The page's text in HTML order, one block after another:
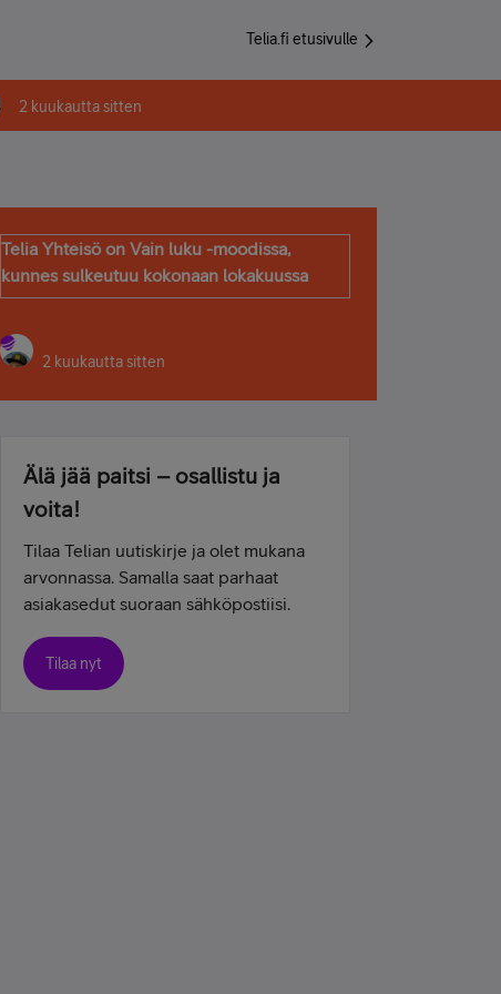
Telia.fi etusivulle
2 kuukautta sitten
Telia Yhteisö on Vain luku -moodissa,
kunnes sulkeutuu kokonaan lokakuussa
2 kuukautta sitten
Älä jää paitsi – osallistu ja
voita!
Tilaa Telian uutiskirje ja olet mukana
arvonnassa. Samalla saat parhaat
asiakasedut suoraan sähköpostiisi.
Tilaa nyt